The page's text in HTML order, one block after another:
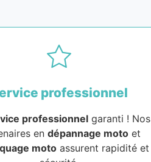
professionnel
professionnelgaranti ! Nos
en dépannage motoet
motoassurent rapidité et